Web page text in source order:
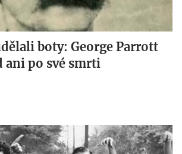
boty: George Parrott
ani po své smrti